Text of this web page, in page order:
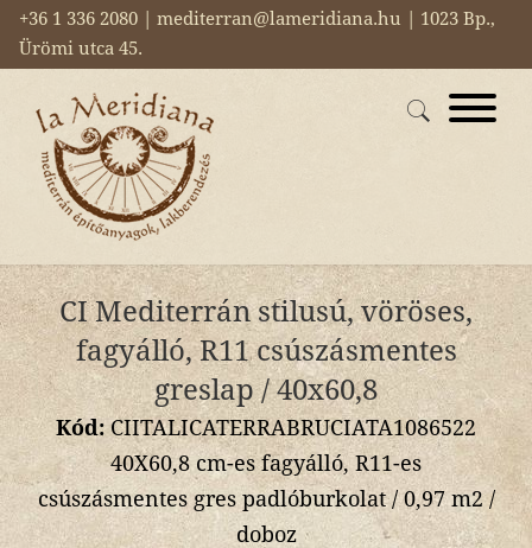
+36 1 336 2080 | mediterran@lameridiana.hu | 1023 Bp.,
Ürömi utca 45.
CI Mediterrán stilusú, vöröses,
fagyálló, R11 csúszásmentes
greslap / 40x60,8
Kód: CIITALICATERRABRUCIATA1086522
40X60,8 cm-es fagyálló, R11-es
csúszásmentes gres padlóburkolat / 0,97 m2 /
doboz